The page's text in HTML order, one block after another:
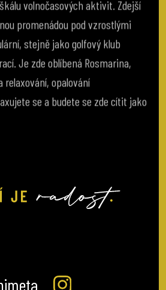
promenádou pod vzrostlými
stejně jako golfový klub
Je zde oblíbená Rosmarina,
opalování
se a budete se zde cítit jako